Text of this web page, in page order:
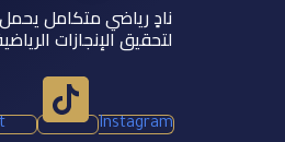
نادٍ رياضي متكامل
لتحقيق الإنجازات
Instagram